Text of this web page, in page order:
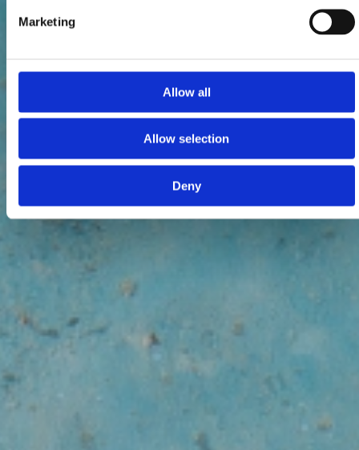
Marketing
Allow all
Allow selection
Deny